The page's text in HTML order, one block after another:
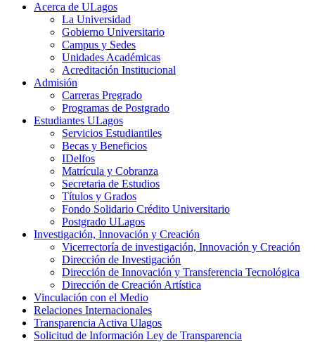
Acerca de ULagos
La Universidad
Gobierno Universitario
Campus y Sedes
Unidades Académicas
Acreditación Institucional
Admisión
Carreras Pregrado
Programas de Postgrado
Estudiantes ULagos
Servicios Estudiantiles
Becas y Beneficios
IDelfos
Matrícula y Cobranza
Secretaria de Estudios
Títulos y Grados
Fondo Solidario Crédito Universitario
Postgrado ULagos
Investigación, Innovación y Creación
Vicerrectoría de investigación, Innovación y Creación
Dirección de Investigación
Dirección de Innovación y Transferencia Tecnológica
Dirección de Creación Artística
Vinculación con el Medio
Relaciones Internacionales
Transparencia Activa Ulagos
Solicitud de Información Ley de Transparencia